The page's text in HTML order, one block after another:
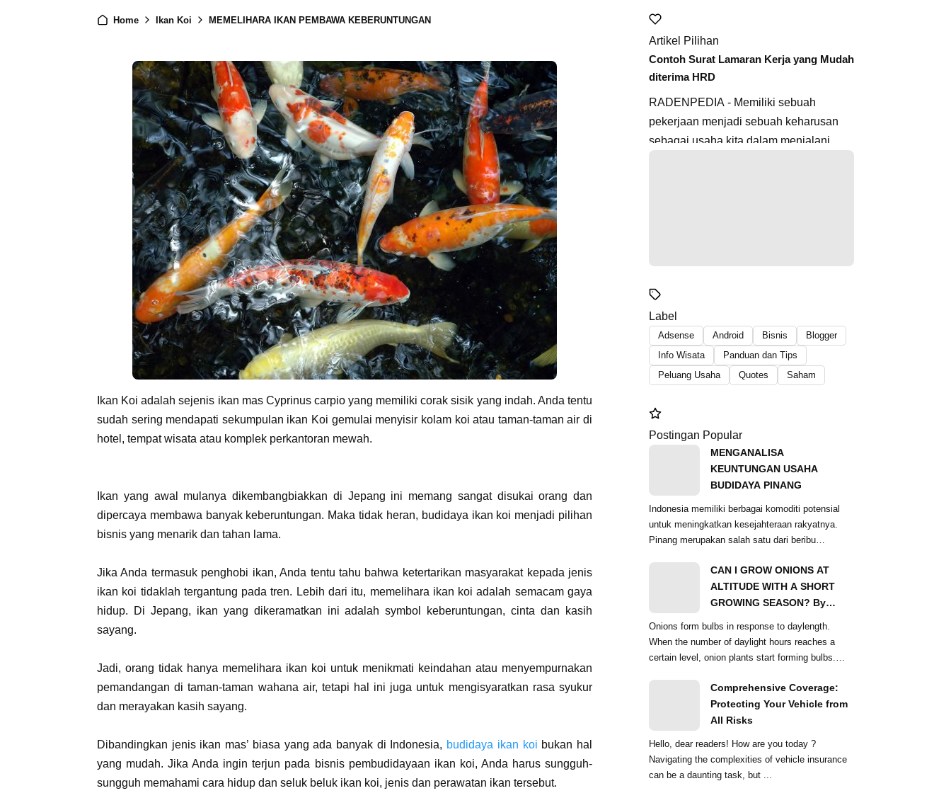
Home Ikan Koi MEMELIHARA IKAN PEMBAWA KEBERUNTUNGAN
Ikan Koi adalah sejenis ikan mas Cyprinus carpio yang memiliki corak sisik yang indah. Anda tentu
sudah sering mendapati sekumpulan ikan Koi gemulai menyisir kolam koi atau taman-taman air di
hotel, tempat wisata atau komplek perkantoran mewah.
Ikan yang awal mulanya dikembangbiakkan di Jepang ini memang sangat disukai orang dan
dipercaya membawa banyak keberuntungan. Maka tidak heran, budidaya ikan koi menjadi pilihan
bisnis yang menarik dan tahan lama.
Jika Anda termasuk penghobi ikan, Anda tentu tahu bahwa ketertarikan masyarakat kepada jenis
ikan koi tidaklah tergantung pada tren. Lebih dari itu, memelihara ikan koi adalah semacam gaya
hidup. Di Jepang, ikan yang dikeramatkan ini adalah symbol keberuntungan, cinta dan kasih
sayang.
Jadi, orang tidak hanya memelihara ikan koi untuk menikmati keindahan atau menyempurnakan
pemandangan di taman-taman wahana air, tetapi hal ini juga untuk mengisyaratkan rasa syukur
dan merayakan kasih sayang.
Dibandingkan jenis ikan mas’ biasa yang ada banyak di Indonesia, budidaya ikan koi bukan hal
yang mudah. Jika Anda ingin terjun pada bisnis pembudidayaan ikan koi, Anda harus sungguh-
sungguh memahami cara hidup dan seluk beluk ikan koi, jenis dan perawatan ikan tersebut.
Artikel Pilihan
Contoh Surat Lamaran Kerja yang Mudah
diterima HRD
RADENPEDIA - Memiliki sebuah
pekerjaan menjadi sebuah keharusan
sebagai usaha kita dalam menjalani
Label
Adsense Android Bisnis
Blogger
Info Wisata
Panduan dan Tips
Peluang Usaha
Quotes Saham
Postingan Popular
MENGANALISA
KEUNTUNGAN USAHA
BUDIDAYA PINANG
Indonesia memiliki berbagai komoditi potensial
untuk meningkatkan kesejahteraan rakyatnya.
Pinang merupakan salah satu dari beribu
CAN I GROW ONIONS AT
ALTITUDE WITH A SHORT
GROWING SEASON? By
Onions form bulbs in response to daylength.
When the number of daylight hours reaches a
certain level, onion plants start forming bulbs.
Comprehensive Coverage:
Protecting Your Vehicle from
All Risks
Hello, dear readers! How are you today ?
Navigating the complexities of vehicle insurance
can be a daunting task, but ...